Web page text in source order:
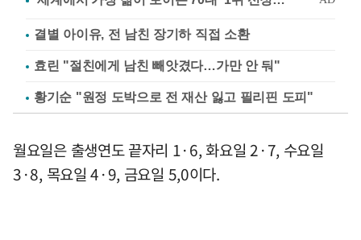
결별 아이유, 전 남친 장기하 직접 소환
효린 "절친에게 남친 빼앗겼다…가만 안 둬"
황기순 "원정 도박으로 전 재산 잃고 필리핀 도피"
월요일은 출생연도 끝자리 1·6, 화요일 2·7, 수요일
3·8, 목요일 4·9, 금요일 5,0이다.